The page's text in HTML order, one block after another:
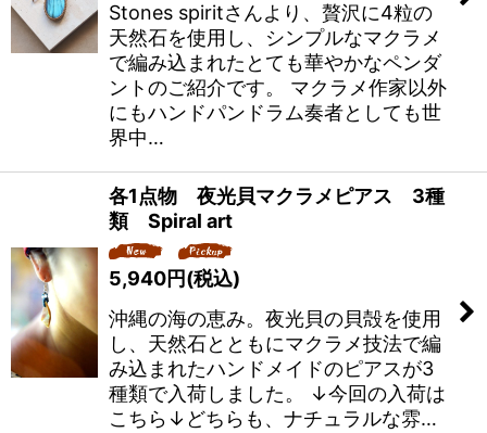
Stones spiritさんより、贅沢に4粒の
天然石を使用し、シンプルなマクラメ
で編み込まれたとても華やかなペンダ
ントのご紹介です。 マクラメ作家以外
にもハンドパンドラム奏者としても世
界中…
各1点物 夜光貝マクラメピアス 3種
類 Spiral art
5,940円(税込)
沖縄の海の恵み。夜光貝の貝殻を使用
し、天然石とともにマクラメ技法で編
み込まれたハンドメイドのピアスが3
種類で入荷しました。 ↓今回の入荷は
こちら↓どちらも、ナチュラルな雰…